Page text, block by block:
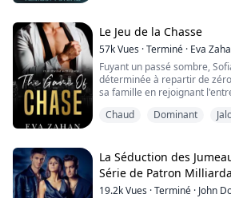
"Je peux expli- "
Il me coupe.
"Tu as été une très très
idée de ce que j'ai traversé."
Son emprise sur mon cou se
"Déshabille-toi."
Le mot ...
Le Jeu de la Chasse
57kVues ·Terminé · Eva
Fuyant un passé sombre,
déterminée à repartir de
sa famille en rejoignant
voulait croiser. Avec
cœur mort, il ne connaît pas
une haine inten...
Chaud Dominant
La Séduction des
Série de Patron
19.2kVues ·Terminé · John